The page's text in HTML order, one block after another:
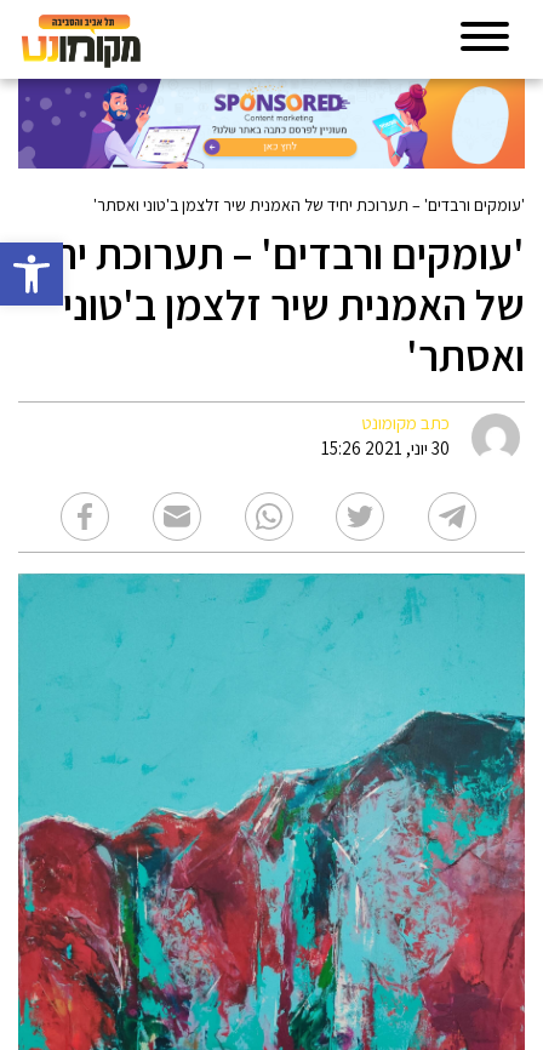
פתח
'עומקים ורבדים' – תערוכת יחיד של האמנית שיר זלצמן ב'טוני ואסתר'
'עומקים ורבדים' – תערוכת יחיד
של האמנית שיר זלצמן ב'טוני
ואסתר'
כתב מקומונט
30 יוני, 2021 15:26